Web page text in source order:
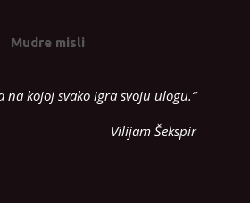
Mudre misli
na kojoj svako igra svoju ulogu.“
Vilijam Šekspir